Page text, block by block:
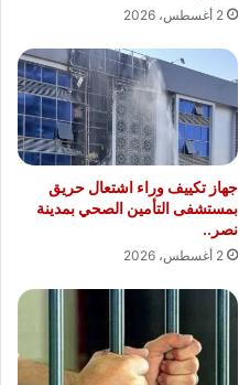
2 أغسطس، 2026
جهاز تكييف وراء اشتعال حريق
بمستشفى التأمين الصحي بمدينة
نصر..
2 أغسطس، 2026